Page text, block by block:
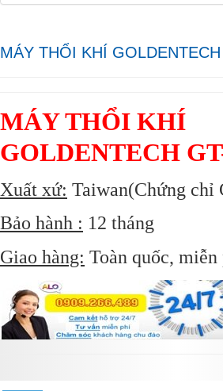
MÁY THỔI KHÍ
MÁY THỔI KHÍ
GOLDENTECH
Xuất xứ: Taiwan(Chứng chỉ
Bảo hành : 12 tháng
Giao hàng: Toàn quốc,